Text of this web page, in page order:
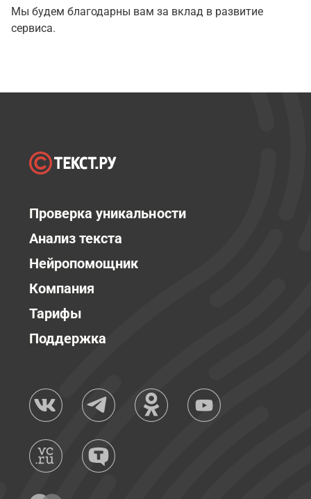
Мы будем благодарны вам за вклад в развитие
сервиса.
Проверка уникальности
Анализ текста
Нейропомощник
Компания
Тарифы
Поддержка